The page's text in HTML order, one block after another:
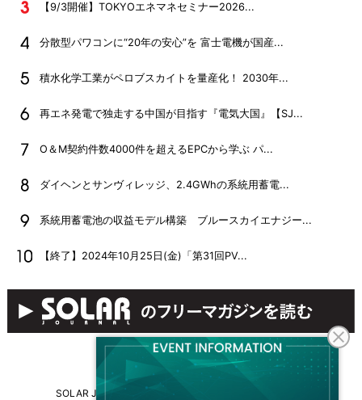
【9/3開催】TOKYOエネマネセミナー2026...
分散型パワコンに“20年の安心”を 富士電機が国産...
積水化学工業がペロブスカイトを量産化！ 2030年...
再エネ発電で独走する中国が目指す『電気大国』【SJ...
O＆M契約件数4000件を超えるEPCから学ぶ パ...
ダイヘンとサンヴィレッジ、2.4GWhの系統用蓄電...
系統用蓄電池の収益モデル構築 ブルースカイエナジー...
【終了】2024年10月25日(金)「第31回PV...
SOLAR JOURNALについて